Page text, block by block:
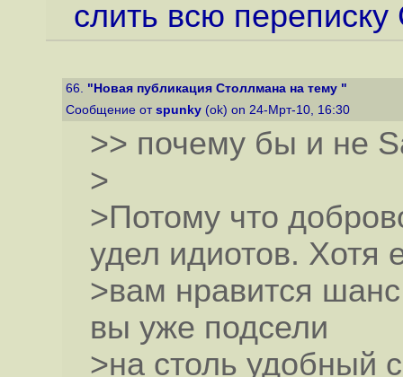
слить всю
66. "Новая публикация Столлмана на тему "
Сообщение от spunky (ok) on 24-Мрт-10, 16:30
>> почему бы и не
>
>Потому что
удел идиотов. Хотя
>вам нравится шанс
вы уже подсели
>на столь удобный